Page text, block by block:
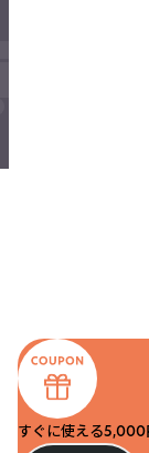
すぐに使える5,000